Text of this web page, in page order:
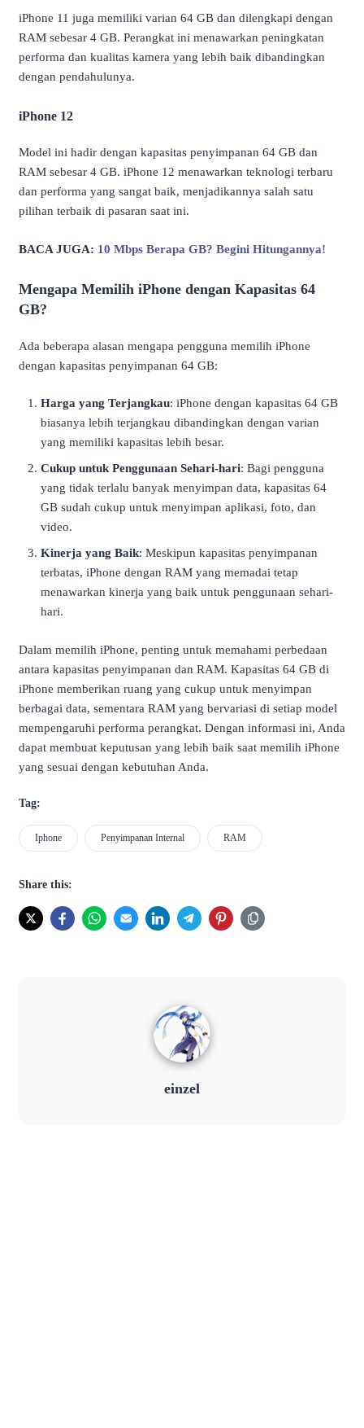
iPhone 11 juga memiliki varian 64 GB dan dilengkapi dengan
RAM sebesar 4 GB. Perangkat ini menawarkan peningkatan
performa dan kualitas kamera yang lebih baik dibandingkan
dengan pendahulunya.
iPhone 12
Model ini hadir dengan kapasitas penyimpanan 64 GB dan
RAM sebesar 4 GB. iPhone 12 menawarkan teknologi terbaru
dan performa yang sangat baik, menjadikannya salah satu
pilihan terbaik di pasaran saat ini.
BACA JUGA: 10 Mbps Berapa GB? Begini Hitungannya!
Mengapa Memilih iPhone dengan Kapasitas 64
GB?
Ada beberapa alasan mengapa pengguna memilih iPhone
dengan kapasitas penyimpanan 64 GB:
Harga yang Terjangkau: iPhone dengan kapasitas 64 GB
biasanya lebih terjangkau dibandingkan dengan varian
yang memiliki kapasitas lebih besar.
Cukup untuk Penggunaan Sehari-hari: Bagi pengguna
yang tidak terlalu banyak menyimpan data, kapasitas 64
GB sudah cukup untuk menyimpan aplikasi, foto, dan
video.
Kinerja yang Baik: Meskipun kapasitas penyimpanan
terbatas, iPhone dengan RAM yang memadai tetap
menawarkan kinerja yang baik untuk penggunaan sehari-
hari.
Dalam memilih iPhone, penting untuk memahami perbedaan
antara kapasitas penyimpanan dan RAM. Kapasitas 64 GB di
iPhone memberikan ruang yang cukup untuk menyimpan
berbagai data, sementara RAM yang bervariasi di setiap model
mempengaruhi performa perangkat. Dengan informasi ini, Anda
dapat membuat keputusan yang lebih baik saat memilih iPhone
yang sesuai dengan kebutuhan Anda.
Tag:
Iphone Penyimpanan Internal RAM
Share this:
einzel